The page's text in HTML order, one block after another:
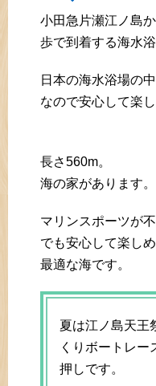
小田急片瀬江ノ島
歩で到着する海水浴
日本の海水浴場の
なので安心して楽し
長さ560m。
海の家があります。
マリンスポーツが
でも安心して楽し
最適な海です。
夏は江ノ島天王
くりボートレー
押しです。